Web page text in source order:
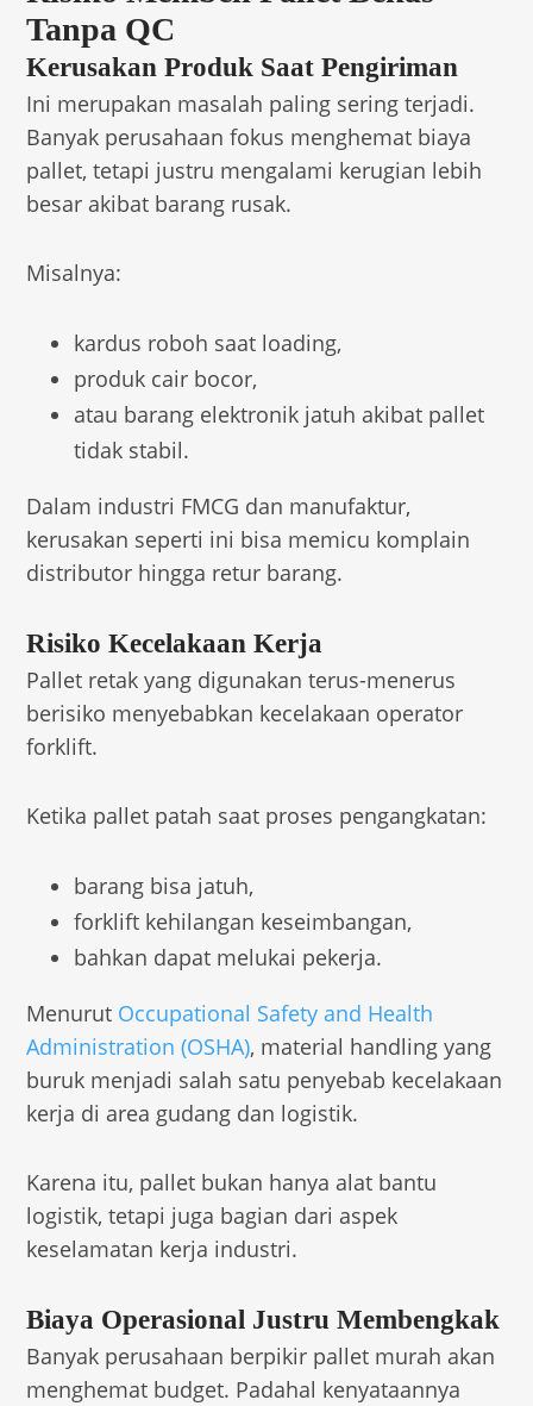
Tanpa QC
Kerusakan Produk Saat Pengiriman
Ini merupakan masalah paling sering terjadi.
Banyak perusahaan fokus menghemat biaya
pallet, tetapi justru mengalami kerugian lebih
besar akibat barang rusak.
Misalnya:
kardus roboh saat loading,
produk cair bocor,
atau barang elektronik jatuh akibat pallet
tidak stabil.
Dalam industri FMCG dan manufaktur,
kerusakan seperti ini bisa memicu komplain
distributor hingga retur barang.
Risiko Kecelakaan Kerja
Pallet retak yang digunakan terus-menerus
berisiko menyebabkan kecelakaan operator
forklift.
Ketika pallet patah saat proses pengangkatan:
barang bisa jatuh,
forklift kehilangan keseimbangan,
bahkan dapat melukai pekerja.
Menurut Occupational Safety and Health
Administration (OSHA), material handling yang
buruk menjadi salah satu penyebab kecelakaan
kerja di area gudang dan logistik.
Karena itu, pallet bukan hanya alat bantu
logistik, tetapi juga bagian dari aspek
keselamatan kerja industri.
Biaya Operasional Justru Membengkak
Banyak perusahaan berpikir pallet murah akan
menghemat budget. Padahal kenyataannya